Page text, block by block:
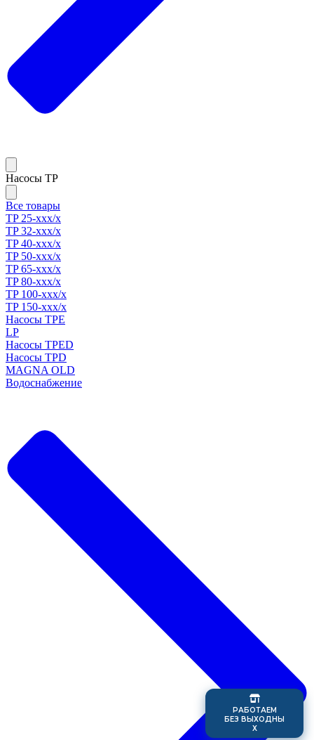
Насосы TP
Все товары
TP 25-xxx/x
TP 32-xxx/x
TP 40-xxx/x
TP 50-xxx/x
TP 65-xxx/x
TP 80-xxx/x
TP 100-xxx/x
TP 150-xxx/x
Насосы TPE
LP
Насосы TPED
Насосы TPD
MAGNA OLD
Водоснабжение
РАБОТАЕМ
БЕЗ ВЫХОДНЫ
Х